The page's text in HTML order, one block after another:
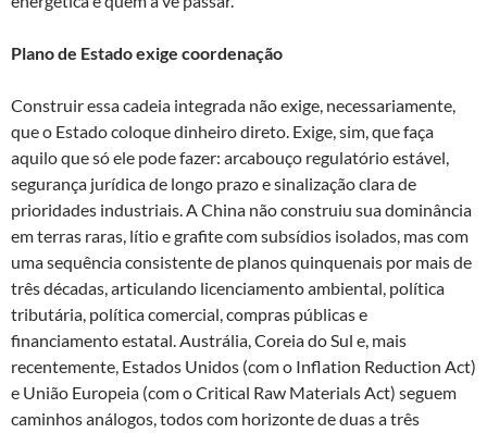
Plano de Estado exige coordenação
Construir essa cadeia integrada não exige, necessariamente,
que o Estado coloque dinheiro direto. Exige, sim, que faça
aquilo que só ele pode fazer: arcabouço regulatório estável,
segurança jurídica de longo prazo e sinalização clara de
prioridades industriais. A China não construiu sua dominância
em terras raras, lítio e grafite com subsídios isolados, mas com
uma sequência consistente de planos quinquenais por mais de
três décadas, articulando licenciamento ambiental, política
tributária, política comercial, compras públicas e
financiamento estatal. Austrália, Coreia do Sul e, mais
recentemente, Estados Unidos (com o Inflation Reduction Act)
e União Europeia (com o Critical Raw Materials Act) seguem
caminhos análogos, todos com horizonte de duas a três